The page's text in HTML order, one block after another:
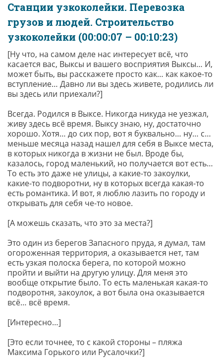
Станции узкоколейки. Перевозка
грузов и людей. Строительство
узкоколейки (00:00:07 – 00:10:23)
[Ну что, на самом деле нас интересует всё, что
касается вас, Выксы и вашего восприятия Выксы… И,
может быть, вы расскажете просто как… как какое-то
вступление… Давно ли вы здесь живете, родились ли
вы здесь или приехали?]
Всегда. Родился в Выксе. Никогда никуда не уезжал,
живу здесь всё время. Выксу знаю, ну, достаточно
хорошо. Хотя… до сих пор, вот я буквально… ну… с…
меньше месяца назад нашел для себя в Выксе места,
в которых никогда в жизни не был. Вроде бы,
казалось, город маленький, но получается вот есть…
То есть это даже не улицы, а какие-то закоулки,
какие-то подворотни, ну в которых всегда какая-то
есть романтика. И вот, я люблю лазить по городу и
открывать для себя че-то новое.
[А можешь сказать, что это за места?]
Это один из берегов Запасного пруда, я думал, там
огороженная территория, а оказывается нет, там
есть узкая полоска берега, по которой можно
пройти и выйти на другую улицу. Для меня это
вообще открытие было. То есть маленькая какая-то
подворотня, закоулок, а вот была она оказывается
всё… всё время.
[Интересно…]
[Это если точнее, то с какой стороны – пляжа
Максима Горького или Русалочки?]